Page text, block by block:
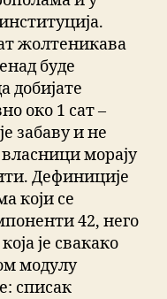
жолтеникава
буде
добијате
око 1 сат –
забаву и не
власници морају
Дефиниције
који се
42, него
је свакако
модулу
списак